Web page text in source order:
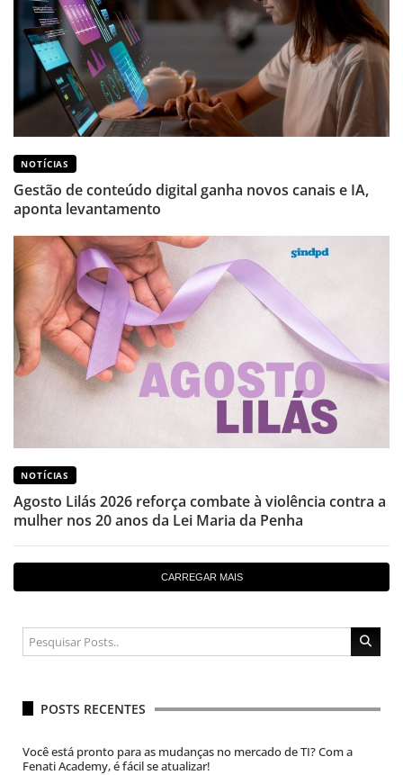
NOTÍCIAS
Gestão de conteúdo digital ganha novos canais e IA,
aponta levantamento
NOTÍCIAS
Agosto Lilás 2026 reforça combate à violência contra a
mulher nos 20 anos da Lei Maria da Penha
CARREGAR MAIS
POSTS RECENTES
Você está pronto para as mudanças no mercado de TI? Com a
Fenati Academy, é fácil se atualizar!